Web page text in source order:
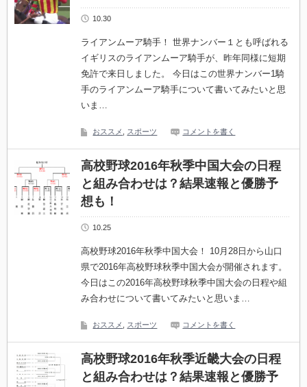
10.30
ライアンムーア騎手！ 世界ナンバー１とも呼ばれる
イギリスのライアンムーア騎手が、昨年同様に短期
免許で来日しました。 今日はこの世界ナンバー1騎
手のライアンムーア騎手について書いてみたいと思
いま…
おススメ スポーツ コメントを書く
高校野球2016年秋季中国大会の日程
と組み合わせは？結果速報と優勝予
想も！
10.25
高校野球2016年秋季中国大会！ 10月28日から山口
県で2016年高校野球秋季中国大会が開催されます。
今日はこの2016年高校野球秋季中国大会の日程や組
み合わせについて書いてみたいと思いま…
おススメ スポーツ コメントを書く
高校野球2016年秋季近畿大会の日程
と組み合わせは？結果速報と優勝予